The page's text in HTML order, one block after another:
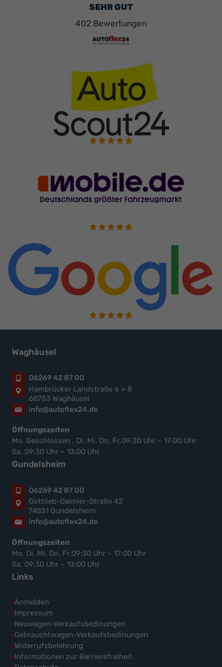
SEHR GUT
402 Bewertungen
Waghäusel
06269 42 87 00
Hambrücker Landstraße 6 + 8
68753 Waghäusel
info@autoflex24.de
Öffnungszeiten
Mo. Geschlossen , Di, Mi, Do, Fr,09:30 Uhr – 17:00 Uhr
Sa, 09:30 Uhr – 13:00 Uhr
Gundelsheim
06269 42 87 00
Gottlieb-Daimler-Straße 42
74831 Gundelsheim
info@autoflex24.de
Öffnungszeiten
Mo, Di, Mi, Do, Fr,09:30 Uhr – 17:00 Uhr
Sa, 09:30 Uhr – 13:00 Uhr
Links
Anmelden
Impressum
Neuwagen-Verkaufsbedinungen
Gebrauchtwagen-Verkaufsbedinungen
Widerrufsbelehrung
Informationen zur Barrierefreiheit